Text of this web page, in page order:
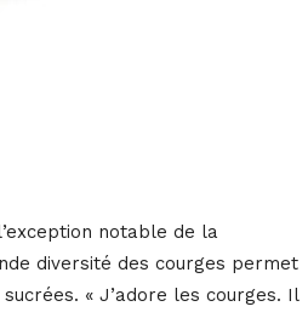
notable de la
diversité des courges permet
« J’adore les courges. Il